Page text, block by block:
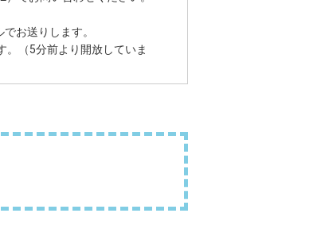
お送りします。
。（5分前より開放していま